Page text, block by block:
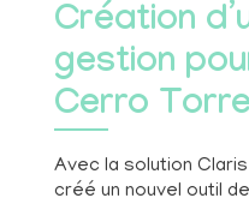
Création
gestion
Cerro Torre
Avec la solution
créé un nouvel outil